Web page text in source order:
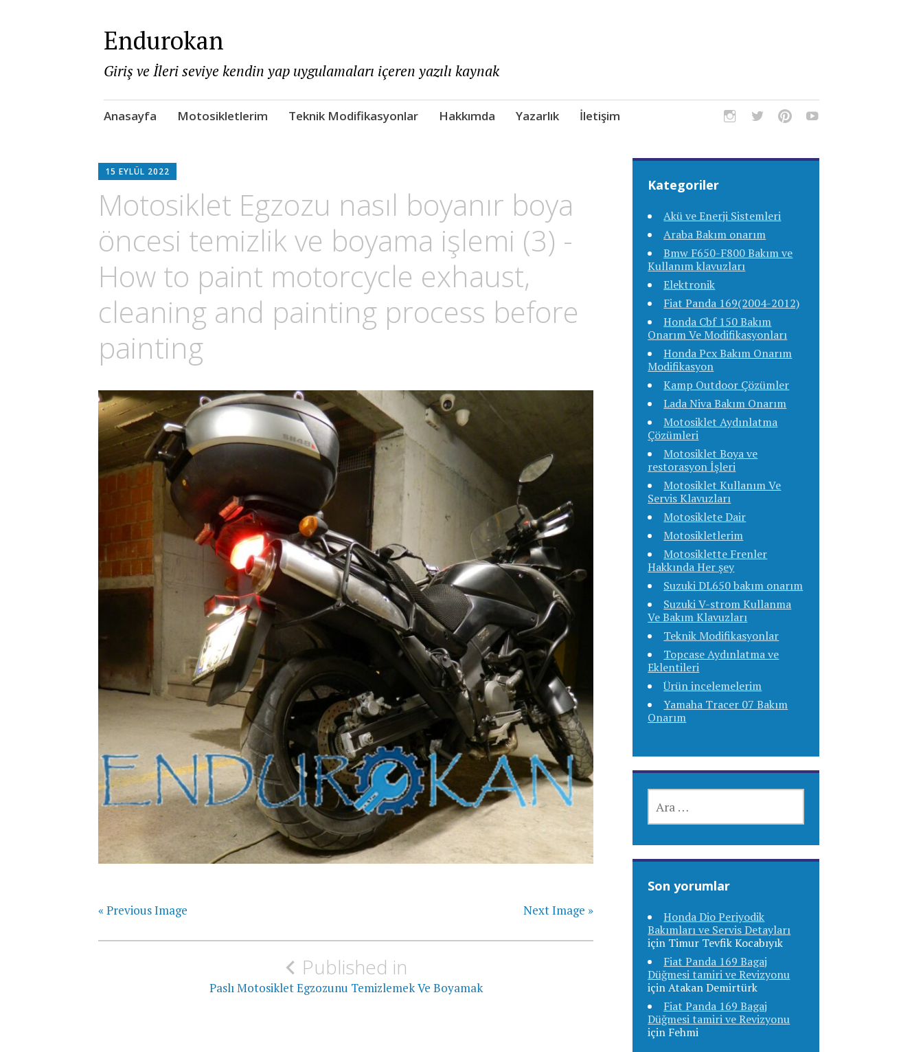
Endurokan
Giriş ve İleri seviye kendin yap uygulamaları içeren yazılı kaynak
Skip
Anasayfa Motosikletlerim Teknik Modifikasyonlar Hakkımda Yazarlık İletişim
15 EYLÜL 2022
Motosiklet Egzozu nasıl boyanır boya
öncesi temizlik ve boyama işlemi (3) -
How to paint motorcycle exhaust,
cleaning and painting process before
painting
« Previous Image Next Image »
Yazı
Published in
Paslı Motosiklet Egzozunu Temizlemek Ve Boyamak
Kategoriler
Akü ve Enerji Sistemleri
Araba Bakım onarım
Bmw F650-F800 Bakım ve
Kullanım klavuzları
Elektronik
Fiat Panda 169(2004-2012)
Honda Cbf 150 Bakım
Onarım Ve Modifikasyonları
Honda Pcx Bakım Onarım
Modifikasyon
Kamp Outdoor Çözümler
Lada Niva Bakım Onarım
Motosiklet Aydınlatma
Çözümleri
Motosiklet Boya ve
restorasyon İşleri
Motosiklet Kullanım Ve
Servis Klavuzları
Motosiklete Dair
Motosikletlerim
Motosiklette Frenler
Hakkında Her şey
Suzuki DL650 bakım onarım
Suzuki V-strom Kullanma
Ve Bakım Klavuzları
Teknik Modifikasyonlar
Topcase Aydınlatma ve
Eklentileri
Ürün incelemelerim
Yamaha Tracer 07 Bakım
Onarım
Son yorumlar
Honda Dio Periyodik
Bakımları ve Servis Detayları
için Timur Tevfik Kocabıyık
Fiat Panda 169 Bagaj
Düğmesi tamiri ve Revizyonu
içinAtakan Demirtürk
Fiat Panda 169 Bagaj
Düğmesi tamiri ve Revizyonu
için Fehmi